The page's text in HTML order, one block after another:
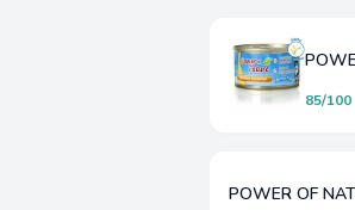
85/100
POWER OF